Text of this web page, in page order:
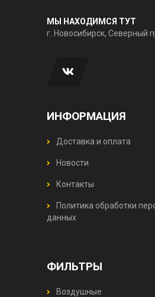
МЫ НАХОДИМСЯ ТУТ
г. Новосибирск, Северный
ИНФОРМАЦИЯ
Доставка и оплата
Новости
Контакты
Политика обработки
данных
ФИЛЬТРЫ
Воздушные